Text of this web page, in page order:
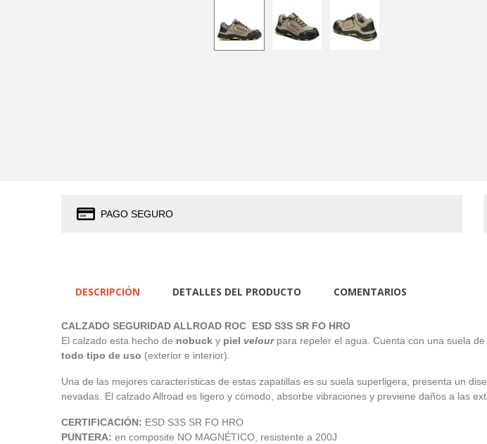
PAGO SEGURO
DESCRIPCIÓN DETALLES DEL PRODUCTO COMENTARIOS
CALZADO SEGURIDAD ALLROAD ROC ESD S3S SR FO HRO
El calzado esta hecho de nobuck y piel velourpara repeler el agua. Cuenta con una suela de
todo tipo de uso (exterior e interior).
Una de las mejores características de estas zapatillas es su suela superligera, presenta un
nevadas. El calzado Allroad es ligero y cómodo, absorbe vibraciones y previene daños a las
CERTIFICACIÓN: ESD S3S SR FO HRO
PUNTERA: en composite NO MAGNÉTICO, resistente a 200J